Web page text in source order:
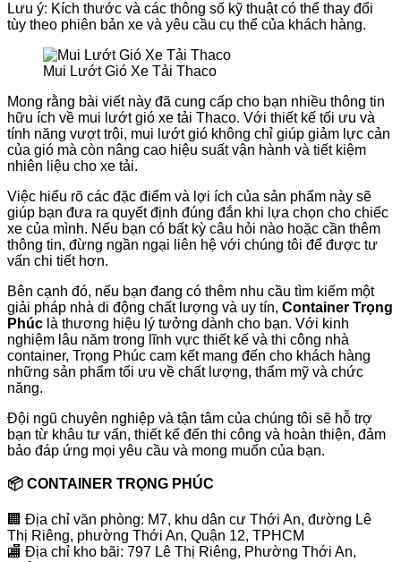
Lưu ý: Kích thước và các thông số kỹ thuật có thể thay đổi
tùy theo phiên bản xe và yêu cầu cụ thể của khách hàng.
Mui Lướt Gió Xe Tải Thaco
Mong rằng bài viết này đã cung cấp cho bạn nhiều thông tin
hữu ích về mui lướt gió xe tải Thaco. Với thiết kế tối ưu và
tính năng vượt trội, mui lướt gió không chỉ giúp giảm lực cản
của gió mà còn nâng cao hiệu suất vận hành và tiết kiệm
nhiên liệu cho xe tải.
Việc hiểu rõ các đặc điểm và lợi ích của sản phẩm này sẽ
giúp bạn đưa ra quyết định đúng đắn khi lựa chọn cho chiếc
xe của mình. Nếu bạn có bất kỳ câu hỏi nào hoặc cần thêm
thông tin, đừng ngần ngại liên hệ với chúng tôi để được tư
vấn chi tiết hơn.
Bên cạnh đó, nếu bạn đang có thêm nhu cầu tìm kiếm một
giải pháp nhà di động chất lượng và uy tín, Container Trọng
Phúc là thương hiệu lý tưởng dành cho bạn. Với kinh
nghiệm lâu năm trong lĩnh vực thiết kế và thi công nhà
container, Trọng Phúc cam kết mang đến cho khách hàng
những sản phẩm tối ưu về chất lượng, thẩm mỹ và chức
năng.
Đội ngũ chuyên nghiệp và tận tâm của chúng tôi sẽ hỗ trợ
bạn từ khâu tư vấn, thiết kế đến thi công và hoàn thiện, đảm
bảo đáp ứng mọi yêu cầu và mong muốn của bạn.
📦 CONTAINER TRỌNG PHÚC
🏢 Địa chỉ văn phòng: M7, khu dân cư Thới An, đường Lê
Thị Riêng, phường Thới An, Quận 12, TPHCM
🏬 Địa chỉ kho bãi: 797 Lê Thị Riêng, Phường Thới An,